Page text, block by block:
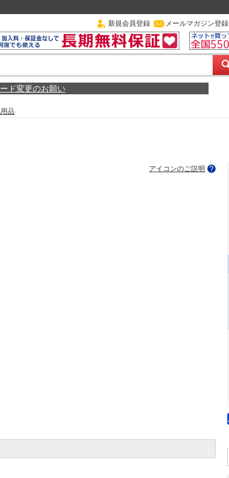
新規会員登録 メールマガジン登録
ド変更のお願い
品
アイコンのご説明